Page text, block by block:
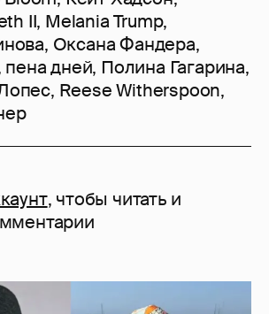
II, Melania Trump,
, Оксана Фандера,
пена дней, Полина Гагарина,
, Reese Witherspoon,
, чтобы читать и